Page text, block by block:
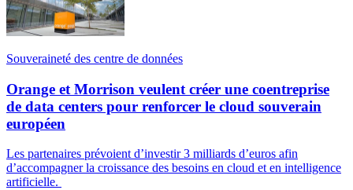
Souveraineté des centre de données
Orange et Morrison veulent créer une coentreprise
de data centers pour renforcer le cloud souverain
européen
Les partenaires prévoient d’investir 3 milliards d’euros afin
d’accompagner la croissance des besoins en cloud et en intelligence
artificielle.